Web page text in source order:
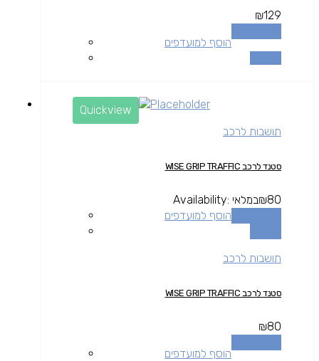
₪129
הוסף למועדפים
Quickview
תושבות לרכב
סטנד לרכב WISE GRIP TRAFFIC
₪80
Availability: במלאי
הוסף למועדפים
תושבות לרכב
סטנד לרכב WISE GRIP TRAFFIC
₪80
הוסף למועדפים